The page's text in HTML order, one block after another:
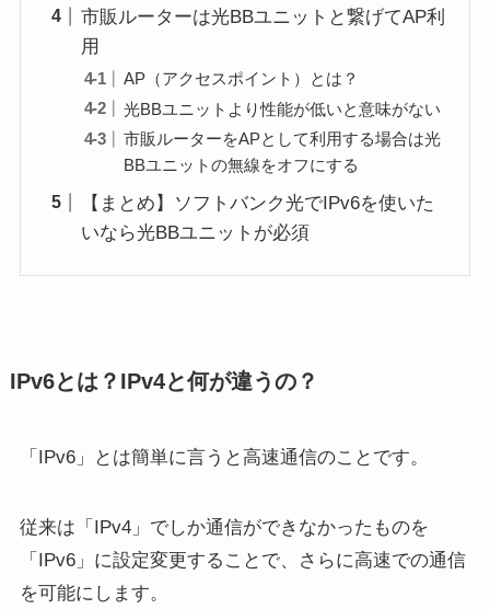
市販ルーターは光BBユニットと繋げてAP利
用
AP（アクセスポイント）とは？
光BBユニットより性能が低いと意味がない
市販ルーターをAPとして利用する場合は光
BBユニットの無線をオフにする
【まとめ】ソフトバンク光でIPv6を使いた
いなら光BBユニットが必須
IPv6とは？IPv4と何が違うの？
「IPv6」とは簡単に言うと高速通信のことです。
従来は「IPv4」でしか通信ができなかったものを
「IPv6」に設定変更することで、さらに高速での通信
を可能にします。